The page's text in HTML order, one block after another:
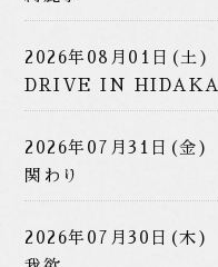
2026年08月01日(土)
DRIVE IN HIDAKA
2026年07月31日(金)
関わり
2026年07月30日(木)